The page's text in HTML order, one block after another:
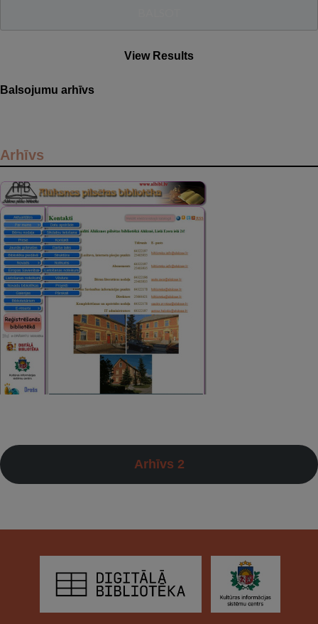
View Results
Balsojumu arhīvs
Arhīvs
Arhīvs 2